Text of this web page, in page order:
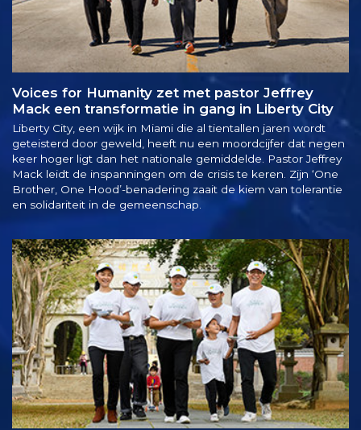
Voices for Humanity zet met pastor Jeffrey
Mack een transformatie in gang in Liberty City
Liberty City, een wijk in Miami die al tientallen jaren wordt
geteisterd door geweld, heeft nu een moordcijfer dat negen
keer hoger ligt dan het nationale gemiddelde. Pastor Jeffrey
Mack leidt de inspanningen om de crisis te keren. Zijn ‘One
Brother, One Hood’-benadering zaait de kiem van tolerantie
en solidariteit in de gemeenschap.